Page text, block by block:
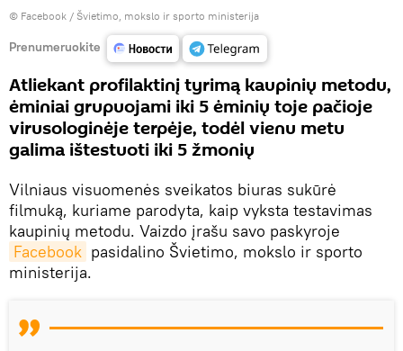
© Facebook / Švietimo, mokslo ir sporto ministerija
Prenumeruokite
Atliekant profilaktinį tyrimą kaupinių metodu,
ėminiai grupuojami iki 5 ėminių toje pačioje
virusologinėje terpėje, todėl vienu metu
galima ištestuoti iki 5 žmonių
Vilniaus visuomenės sveikatos biuras sukūrė
filmuką, kuriame parodyta, kaip vyksta testavimas
kaupinių metodu. Vaizdo įrašu savo paskyroje
Facebook pasidalino Švietimo, mokslo ir sporto
ministerija.